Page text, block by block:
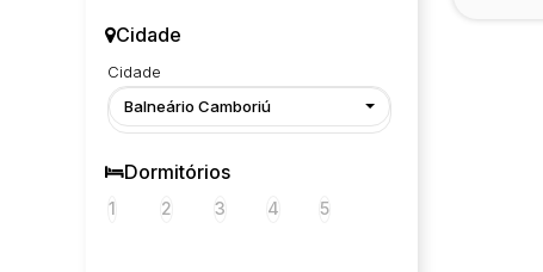
Cidade
Cidade
Balneário Camboriú
Dormitórios
1 2 3 4 5